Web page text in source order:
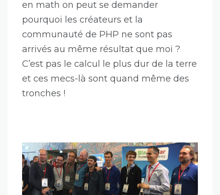
en math on peut se demander
pourquoi les créateurs et la
communauté de PHP ne sont pas
arrivés au même résultat que moi ?
C’est pas le calcul le plus dur de la terre
et ces mecs-là sont quand même des
tronches !